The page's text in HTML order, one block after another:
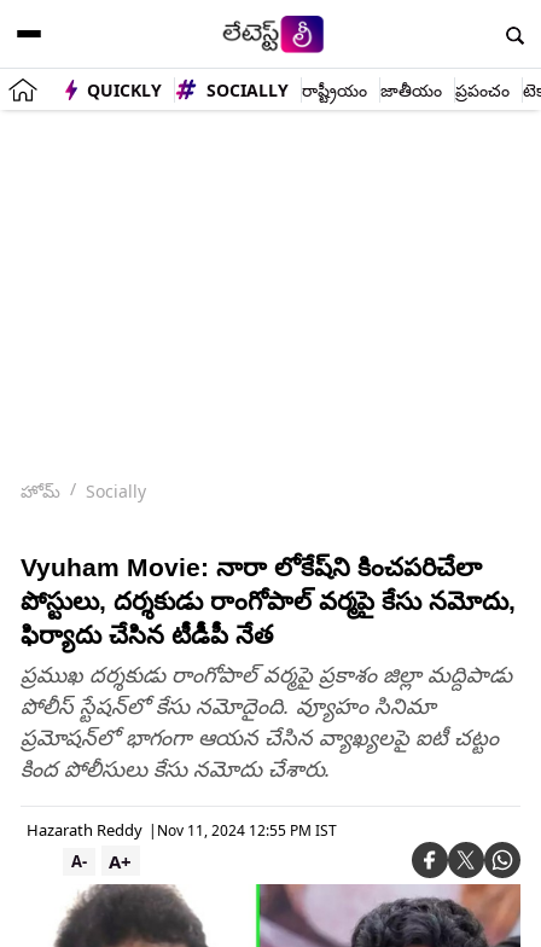
QUICKLY SOCIALLY రాష్ట్రీయం జాతీయం ప్రపంచం
హోమ్ Socially
Vyuham Movie: నారా లోకేష్‌ని కించపరిచేలా
పోస్టులు, దర్శకుడు రాంగోపాల్ వర్మపై కేసు నమోదు,
ఫిర్యాదు చేసిన టీడీపీ నేత
ప్రముఖ దర్శకుడు రాంగోపాల్ వర్మపై ప్రకాశం జిల్లా మద్దిపాడు
పోలీస్ స్టేషన్‌లో కేసు నమోదైంది. వ్యూహం సినిమా
ప్రమోషన్‌లో భాగంగా ఆయన చేసిన వ్యాఖ్యలపై ఐటీ చట్టం
కింద పోలీసులు కేసు నమోదు చేశారు.
Hazarath Reddy | Nov 11, 2024 12:55 PM IST
A+
A-